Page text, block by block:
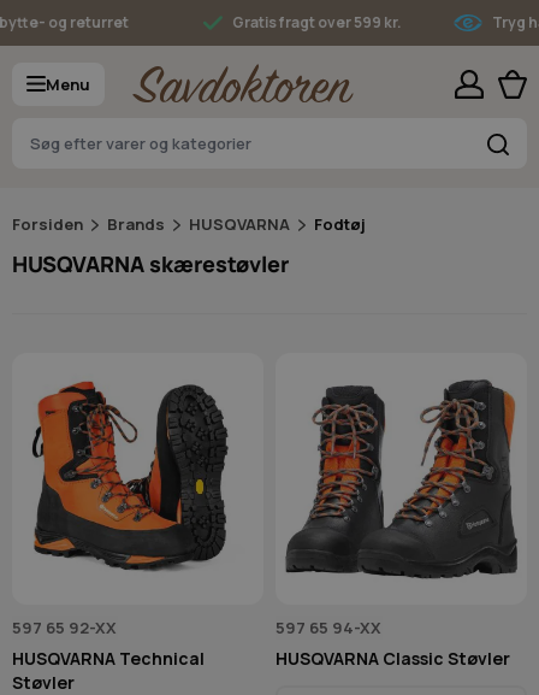
Skip to Content
og returret Gratis fragt over 599 kr. Tryg
Menu
Forsiden Brands HUSQVARNA Fodtøj
HUSQVARNA skærestøvler
597 65 92-XX
HUSQVARNA Technical
Støvler
597 65 94-XX
HUSQVARNA Classic Støvler